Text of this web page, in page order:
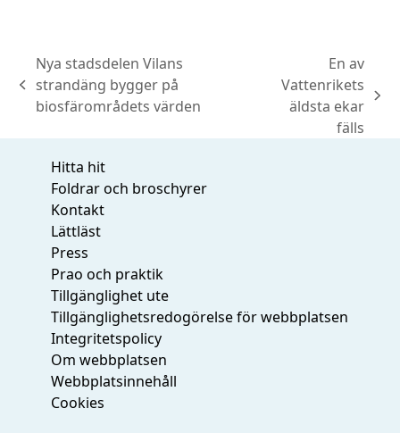
previous
post:
Nya stadsdelen Vilans
strandäng bygger på
biosfärområdets värden
next
En av
Vattenrikets
äldsta ekar
fälls
Hitta hit
Foldrar och broschyrer
Kontakt
Lättläst
Press
Prao och praktik
Tillgänglighet ute
Tillgänglighetsredogörelse för webbplatsen
Integritetspolicy
Om webbplatsen
Webbplatsinnehåll
Cookies